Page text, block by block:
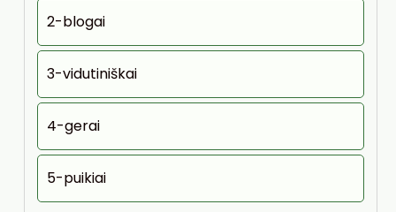
2-blogai
3-vidutiniškai
4-gerai
5-puikiai